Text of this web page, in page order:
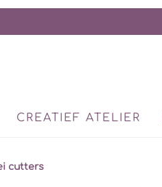
CREATIEF ATELIER
cutters